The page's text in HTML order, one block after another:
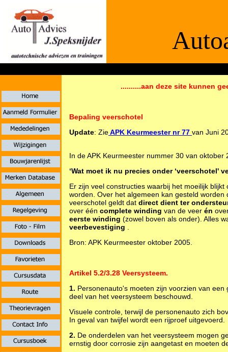
De
..........aan deze site kunnen
Bepaling veerschotel
Update: ZieAPK Keurmeester nr 77 van Juni
In de APK Keurmeester nummer 30 van
‘Wat moet ik nu precies onder ‘veerschotel'
Er zijn veel constructies waarbij het moeilijk
worden. Over het algemeen kan gesteld
veerschotel geldt dat direct dient ter
over één complete winding van de veer én
eerste winding (zowel boven als onder). Alles
veerbevestiging
Bron: APK Keurmeester oktober 2005.
Artikel 5.2/3.28 Veersysteem.
1. Personenauto's moeten zijn voorzien van
deel van het veersysteem beschouwd.
Visuele controle, terwijl de personenauto zich
In geval van twijfel wordt een rijproef uitgevoerd.
2. De onderdelen van het veersysteem mogen
ernstig door corrosie zijn aangetast en moeten